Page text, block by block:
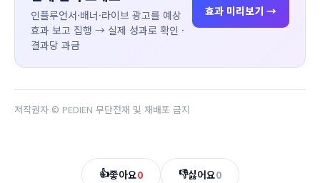
인플루언서·배너·라이브 광고를 예상
효과 보고 집행 → 실제 성과로 확인 ·
결과당 과금
효과 미리보기 →
저작권자 © PEDIEN 무단전재 및 재배포 금지
👍좋아요0 👎싫어요0